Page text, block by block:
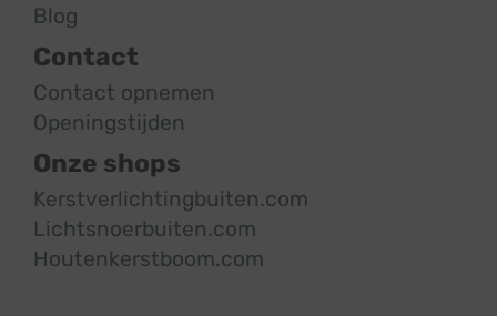
Blog
Contact
Contact opnemen
Openingstijden
Onze shops
Kerstverlichtingbuiten.com
Lichtsnoerbuiten.com
Houtenkerstboom.com